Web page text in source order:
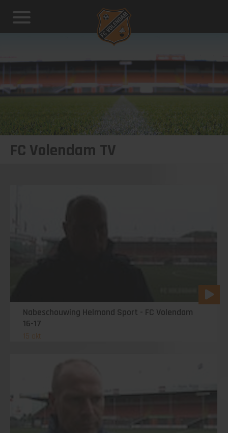
FC Volendam TV
Nabeschouwing Helmond Sport - FC Volendam
16-17
15 okt